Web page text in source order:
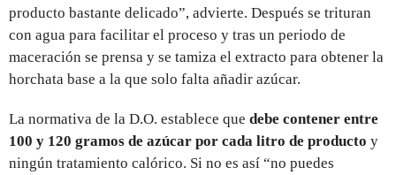
producto bastante delicado”, advierte. Después se trituran
con agua para facilitar el proceso y tras un periodo de
maceración se prensa y se tamiza el extracto para obtener la
horchata base a la que solo falta añadir azúcar.
La normativa de la D.O. establece que debe contener entre
100 y 120 gramos de azúcar por cada litro de producto y
ningún tratamiento calórico. Si no es así “no puedes